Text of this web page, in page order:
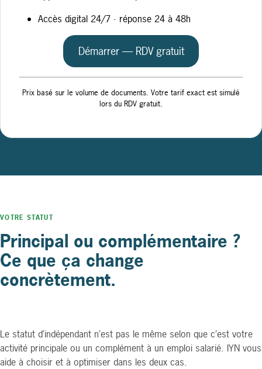
Accès digital 24/7 · réponse 24 à 48h
Démarrer — RDV gratuit
Prix basé sur le volume de documents. Votre tarif exact est simulé
lors du RDV gratuit.
VOTRE STATUT
Principal ou complémentaire ?
Ce que ça change
concrètement.
Le statut d’indépendant n’est pas le même selon que c’est votre
activité principale ou un complément à un emploi salarié. IYN vous
aide à choisir et à optimiser dans les deux cas.